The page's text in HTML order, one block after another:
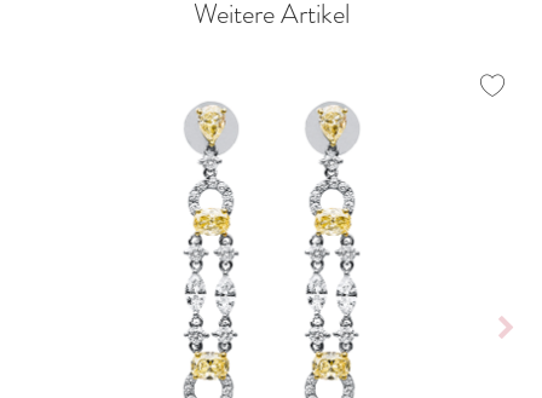
Weitere Artikel